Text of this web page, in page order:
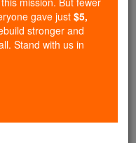
are helping form
and Christ.
just $5 — the
even more
formation
Catholic. Stand
gave just$5,
stronger and
Stand with us in